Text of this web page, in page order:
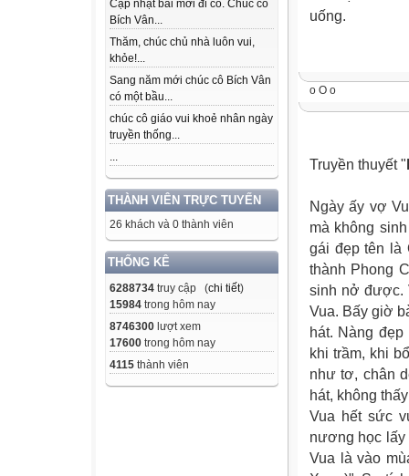
Cập nhật bài mới đi cô. Chúc cô
Bích Vân...
Thăm, chúc chủ nhà luôn vui,
khỏe!...
Sang năm mới chúc cô Bích Vân
có một bầu...
chúc cô giáo vui khoẻ nhân ngày
truyền thống...
...
THÀNH VIÊN TRỰC TUYẾN
26 khách và 0 thành viên
THỐNG KÊ
6288734 truy cập (chi tiết)
15984 trong hôm nay
8746300 lượt xem
17600 trong hôm nay
4115 thành viên
uống.
o O o
Truyền thuyết "
Ngày ấy vợ
mà không
gái đẹp tên là
thành Phong
sinh nở được.
Vua. Bấy giờ
hát. Nàng
khi trầm, khi
như tơ, chân
hát, không
Vua hết sức
nương học lấy
Vua là vào